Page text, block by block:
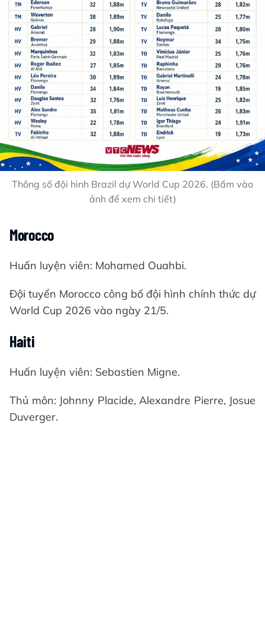
Thông số đội hình Brazil dự World Cup 2026. (Bấm vào
ảnh để xem chi tiết)
Morocco
Huấn luyện viên: Mohamed Ouahbi.
Đội tuyển Morocco công bố đội hình chính thức dự
World Cup 2026 vào ngày 21/5.
Haiti
Huấn luyện viên: Sebastien Migne.
Thủ môn: Johnny Placide, Alexandre Pierre, Josue
Duverger.